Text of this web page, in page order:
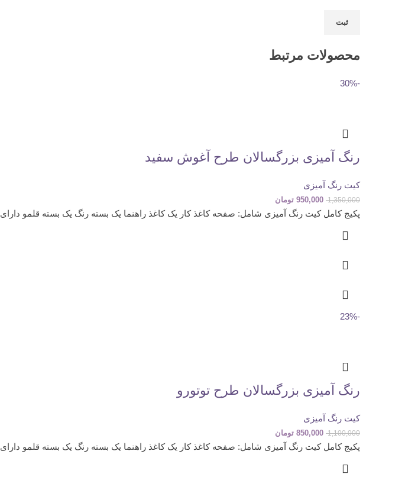
محصولات مرتبط
-30%
رنگ آمیزی بزرگسالان طرح آغوش سفید
کیت رنگ آمیزی
1,350,000
950,000 تومان
پکیج کامل کیت رنگ آمیزی شامل: صفحه کاغذ کار یک کاغذ راهنما یک بسته رنگ یک بسته قلمو دارای 2
-23%
رنگ آمیزی بزرگسالان طرح توتورو
کیت رنگ آمیزی
1,100,000
850,000 تومان
پکیج کامل کیت رنگ آمیزی شامل: صفحه کاغذ کار یک کاغذ راهنما یک بسته رنگ یک بسته قلمو دارای 2